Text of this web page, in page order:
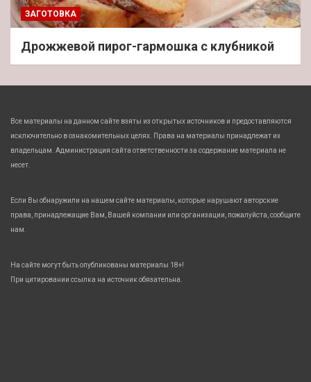
ЗАГОТОВКА
Дрожжевой пирог-гармошка с клубникой
Все материалы на данном сайте взяты из открытых источников и предоставляются
исключительно в ознакомительных целях. Права на материалы принадлежат их
владельцам. Администрация сайта ответственности за содержание материала не
несет.
Если Вы обнаружили на нашем сайте материалы, которые нарушают авторские
права, принадлежащие Вам, Вашей компании или организации, пожалуйста, сообщите
нам.
На сайте могут быть опубликованы материалы 18+!
При цитировании ссылка на источник обязательна.